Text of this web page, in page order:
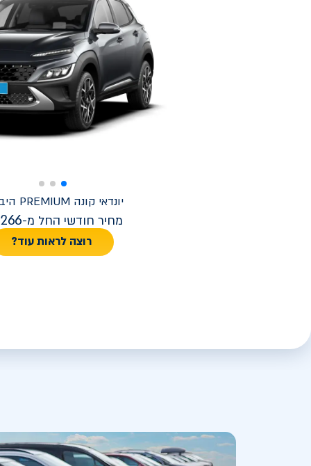
יונדאי קונה PREMIUM היברידי
מחיר חודשי החל מ-
רוצה לראות עוד?